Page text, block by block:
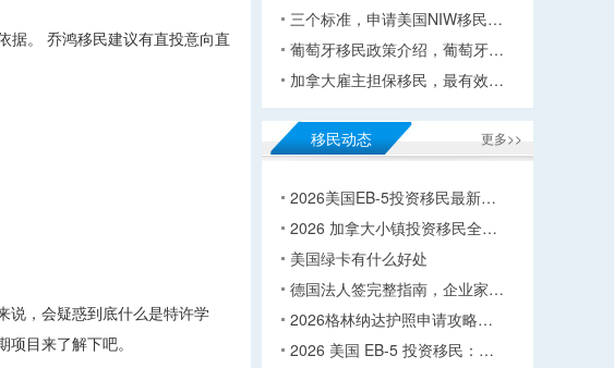
据。 乔鸿移民建议有直投意向直
说，会疑惑到底什么是特许学
目来了解下吧。
三个标准，申请美国NIW移民…
葡萄牙移民政策介绍，葡萄牙…
加拿大雇主担保移民，最有效…
更多>>
移民动态
2026美国EB-5投资移民最新…
2026 加拿大小镇投资移民全…
美国绿卡有什么好处
德国法人签完整指南，企业家…
2026格林纳达护照申请攻略…
2026 美国 EB-5 投资移民：…